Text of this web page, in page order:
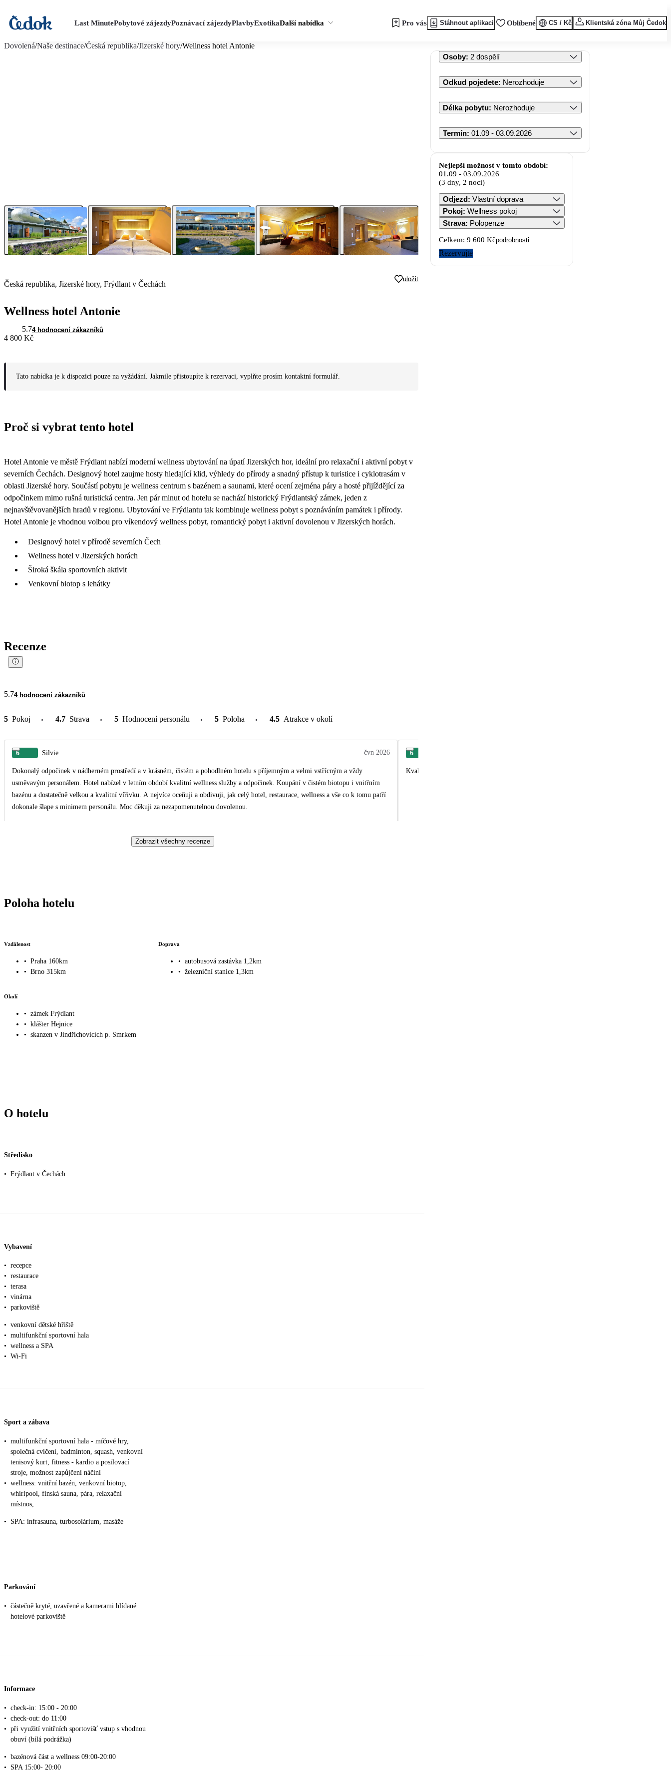
Last MinutePobytové zájezdyPoznávací zájezdyPlavbyExotikaDalší nabídka Pro vás Stáhnout aplikaci Oblíbené CS / Kč Klientská zóna Můj Čedok
Dovolená/Naše destinace/Česká republika/Jizerské hory/Wellness hotel Antonie
Česká republika, Jizerské hory, Frýdlant v Čechách
uložit
Wellness hotel Antonie
5.74 hodnocení zákazníků
4 800 Kč
Tato nabídka je k dispozici pouze na vyžádání. Jakmile přistoupíte k rezervaci, vyplňte prosím kontaktní formulář.
Proč si vybrat tento hotel
Hotel Antonie ve městě Frýdlant nabízí moderní wellness ubytování na úpatí Jizerských hor, ideální pro relaxační i aktivní pobyt v
severních Čechách. Designový hotel zaujme hosty hledající klid, výhledy do přírody a snadný přístup k turistice i cyklotrasám v
oblasti Jizerské hory. Součástí pobytu je wellness centrum s bazénem a saunami, které ocení zejména páry a hosté přijíždějící za
odpočinkem mimo rušná turistická centra. Jen pár minut od hotelu se nachází historický Frýdlantský zámek, jeden z
nejnavštěvovanějších hradů v regionu. Ubytování ve Frýdlantu tak kombinuje wellness pobyt s poznáváním památek i přírody.
Hotel Antonie je vhodnou volbou pro víkendový wellness pobyt, romantický pobyt i aktivní dovolenou v Jizerských horách.
Designový hotel v přírodě severních Čech
Wellness hotel v Jizerských horách
Široká škála sportovních aktivit
Venkovní biotop s lehátky
Recenze
5.74 hodnocení zákazníků
5 Pokoj 4.7 Strava 5 Hodnocení personálu 5 Poloha 4.5 Atrakce v okolí
6 Silvie čvn 2026
Dokonalý odpočinek v nádherném prostředí a v krásném, čistém a pohodlném hotelu s příjemným a velmi vstřícným a vždy
usměvavým personálem. Hotel nabízel v letním období kvalitní wellness služby a odpočinek. Koupání v čistém biotopu i vnitřním
bazénu a dostatečně velkou a kvalitní vířivku. A nejvíce oceňuji a obdivuji, jak celý hotel, restaurace, wellness a vše co k tomu patří
dokonale šlape s minimem personálu. Moc děkuji za nezapomenutelnou dovolenou.
6
Kvalita, co se tyce stravovani, personalu i ubytovaní. Nemelo chybu.
Zobrazit všechny recenze
Poloha hotelu
Vzdálenost
• Praha 160km
• Brno 315km
Doprava
• autobusová zastávka 1,2km
• železniční stanice 1,3km
Okolí
• zámek Frýdlant
• klášter Hejnice
• skanzen v Jindřichovicích p. Smrkem
O hotelu
Středisko
• Frýdlant v Čechách
Vybavení
• recepce
• restaurace
• terasa
• vinárna
• parkoviště
• venkovní dětské hřiště
• multifunkční sportovní hala
• wellness a SPA
• Wi-Fi
Sport a zábava
• multifunkční sportovní hala - míčové hry,
společná cvičení, badminton, squash, venkovní
tenisový kurt, fitness - kardio a posilovací
stroje, možnost zapůjčení náčiní
• wellness: vnitřní bazén, venkovní biotop,
whirlpool, finská sauna, pára, relaxační
místnos,
• SPA: infrasauna, turbosolárium, masáže
Parkování
• částečně kryté, uzavřené a kamerami hlídané
hotelové parkoviště
Informace
• check-in: 15:00 - 20:00
• check-out: do 11:00
• při využití vnitřních sportovišť vstup s vhodnou
obuví (bílá podrážka)
• bazénová část a wellness 09:00-20:00
•
SPA 15:00- 20:00
Osoby: 2 dospělí
Odkud pojedete: Nerozhoduje
Délka pobytu: Nerozhoduje
Termín: 01.09 - 03.09.2026
Nejlepší možnost v tomto období:
01.09 - 03.09.2026
(3 dny, 2 noci)
Odjezd: Vlastní doprava
Pokoj: Wellness pokoj
Strava: Polopenze
Celkem: 9 600 Kčpodrobnosti
Rezervujte